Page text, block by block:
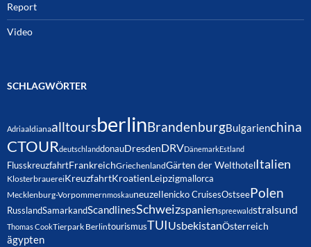
Report
Video
SCHLAGWÖRTER
AdriaaldianaalltoursberlinBrandenburgBulgarienchina
CTOURdeutschlanddonauDresdenDRVDänemarkEstland
FlusskreuzfahrtFrankreichGriechenlandGärten der Welthotel Italien
KlosterbrauereiKreuzfahrtKroatienLeipzigmallorca
Mecklenburg-Vorpommernmoskauneuzellenicko CruisesOstseePolen
RusslandSamarkandScandlinesSchweizspanienspreewaldstralsund
Thomas CookTierpark BerlintourismusTUIUsbekistanÖsterreich
ägypten